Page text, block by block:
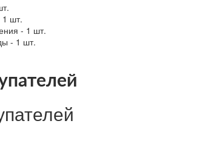
1 шт.
- 1 шт.
- 1 шт.